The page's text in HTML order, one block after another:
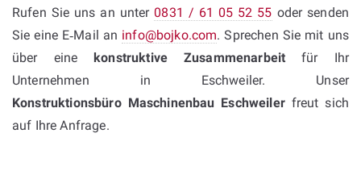
Rufen Sie uns an unter0831 / 61 05 52 55 oder senden
Sie eine E‑Mail an info@bojko.com. Sprechen Sie mit uns
über eine
konstruktive Zusammenarbeit für Ihr
Unternehmen in Eschweiler. Unser
Konstruktionsbüro Maschinenbau Eschweilerfreut sich
auf Ihre Anfrage.